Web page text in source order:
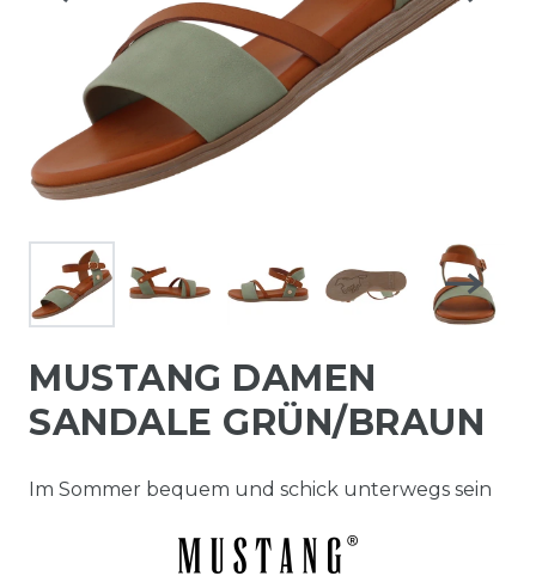
MUSTANG DAMEN
SANDALE GRÜN/BRAUN
Im Sommer bequem und schick unterwegs sein